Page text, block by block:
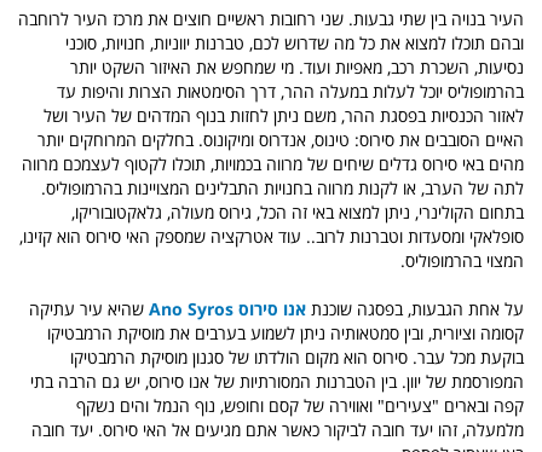
העיר בנויה בין שתי גבעות. שני רחובות ראשיים חוצים את מרכז העיר לרוחבה
ובהם תוכלו למצוא את כל מה שדרוש לכם, טברנות יווניות, חנויות, סוכני
נסיעות, השכרת רכב, מאפיות ועוד. מי שמחפש את האיזור השקט יותר
בהרמופוליס יוכל לעלות במעלה ההר, דרך הסימטאות הצרות והיפות עד
לאזור הכנסיות בפסגת ההר, משם ניתן לחזות בנוף המדהים של העיר ושל
האיים הסובבים את סירוס: טינוס, אנדרוס ומיקונוס. בחלקים המרוחקים יותר
מהים באי סירוס גדלים שיחים של מרווה בכמויות, תוכלו לקטוף לעצמכם מרווה
לתה של הערב, או לקנות מרווה בחנויות התבלינים המצויינות בהרמופוליס.
בתחום הקולינרי, ניתן למצוא באי זה הכל, גירוס מעולה, גלאקטובוריקו,
סופלאקי ומסעדות וטברנות לרוב.. עוד אטרקציה שמספק האי סירוס הוא קזינו,
המצוי בהרמופוליס.
על אחת הגבעות, בפסגה שוכנת אנו סירוס Ano Syros שהיא עיר עתיקה
קסומה וציורית, ובין סמטאותיה ניתן לשמוע בערבים את מוסיקת הרמבטיקו
בוקעת מכל עבר. סירוס הוא מקום הולדתו של סגנון מוסיקת הרמבטיקו
המפורסמת של יוון. בין הטברנות המסורתיות של אנו סירוס, יש גם הרבה בתי
קפה ובארים "צעירים" ואווירה של קסם וחופש, נוף הנמל והים נשקף
מלמעלה, זהו יעד חובה לביקור כאשר אתם מגיעים אל האי סירוס. יעד חובה